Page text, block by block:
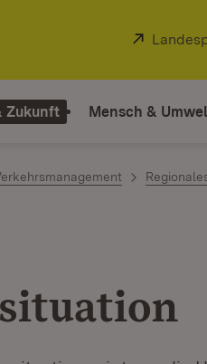
Extern:
Zukunft Mensch &